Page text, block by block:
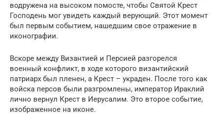
водружена на высоком помосте, чтобы Святой Крест
Господень мог увидеть каждый верующий. Этот момент
был первым событием, нашедшим свое отражение в
иконографии.
Вскоре между Византией и Персией разгорелся
военный конфликт, в ходе которого византийский
патриарх был пленен, а Крест – украден. После того как
войска персов были разгромлены, император Ираклий
лично вернул Крест в Иерусалим. Это второе событие,
изображенное на иконе.